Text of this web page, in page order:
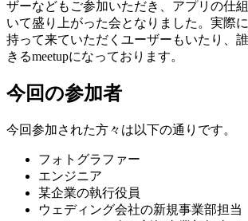
ザーなどもご参加いただき、 アプリの仕
いて盛り上がった会となりました。実際
持って来ていただくユーザーもいたり、
きるmeetupになっております。
今回の参加者
今回参加された方々は以下の通りです。
フォトグラファー
エンジニア
某企業の執行役員
ウェディング会社の新規事業部担当